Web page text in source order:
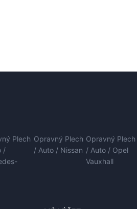
Plech
/
Opravný Plech
/ Auto / Nissan
Opravný Plech
/ Auto / Opel
Vauxhall